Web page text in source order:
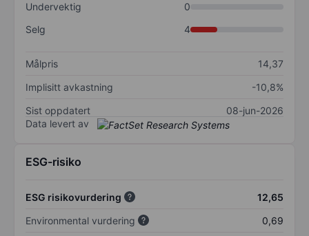
Undervektig
0
Selg
4
Målpris
14,37
Implisitt avkastning
-10,8%
Sist oppdatert
08-jun-2026
Data levert av
ESG-risiko
ESG risikovurdering
12,65
Environmental vurdering
0,69